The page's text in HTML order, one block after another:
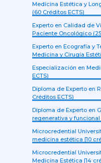
Medicina Estética y
(60 Créditos ECTS)
Experto en Calidad de
Paciente Oncológico
Experto en Ecografía y
Medicina y Cirugía
Especialización en
ECTS)
Diploma de Experto en
Créditos ECTS)
Diploma de Experto en
regenerativa y funcional
Microcredential
medicina estética [10
Microcredential
Medicina Estética [14